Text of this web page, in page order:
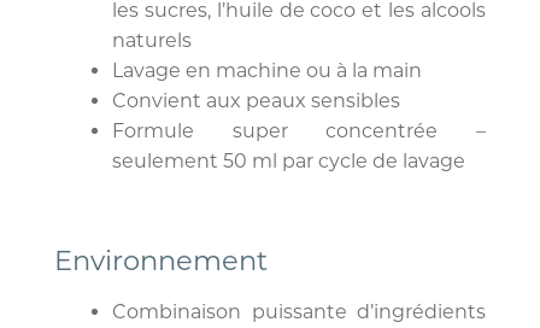
les sucres, l’huile de coco et les alcools
naturels
Lavage en machine ou à la main
Convient aux peaux sensibles
Formule super concentrée –
seulement 50 ml par cycle de lavage
Environnement
Combinaison puissante d’ingrédients